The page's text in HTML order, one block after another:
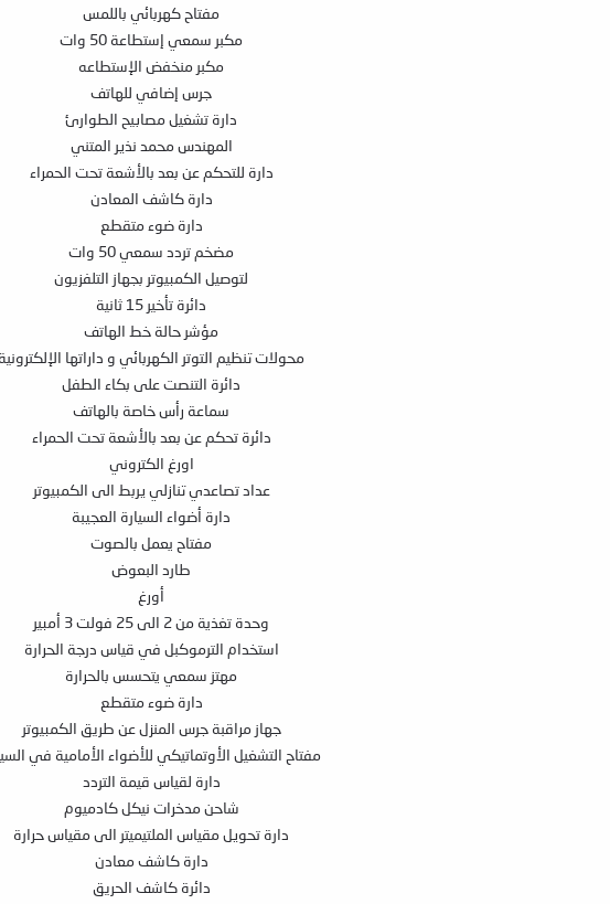
مفتاح كهربائي باللمس
مكبر سمعي إستطاعة 50 وات
مكبر منخفض الإستطاعه
جرس إضافي للهاتف
دارة تشغيل مصابيح الطوارئ
المهندس محمد نذير المتني
دارة للتحكم عن بعد بالأشعة تحت الحمراء
دارة كاشف المعادن
دارة ضوء متقطع
مضخم تردد سمعي 50 وات
لتوصيل الكمبيوتر بجهاز التلفزيون
دائرة تأخير 15 ثانية
مؤشر حالة خط الهاتف
محولات تنظيم التوتر الكهربائي و داراتها
دائرة التنصت على بكاء الطفل
سماعة رأس خاصة بالهاتف
دائرة تحكم عن بعد بالأشعة تحت الحمراء
اورغ الكتروني
عداد تصاعدي تنازلي يربط الى الكمبيوتر
دارة أضواء السيارة العجيبة
مفتاح يعمل بالصوت
طارد البعوض
أورغ
وحدة تغذية من 2 الى 25 فولت 3 أمبير
استخدام الترموكبل في قياس درجة الحرارة
مهتز سمعي يتحسس بالحرارة
دارة ضوء متقطع
جهاز مراقبة جرس المنزل عن طريق الكمبيوتر
مفتاح التشغيل الأوتماتيكي للأضواء الأمامية في
دارة لقياس قيمة التردد
شاحن مدخرات نيكل كادميوم
دارة تحويل مقياس الملتيميتر الى مقياس حرارة
دارة كاشف معادن
دائرة كاشف الحريق